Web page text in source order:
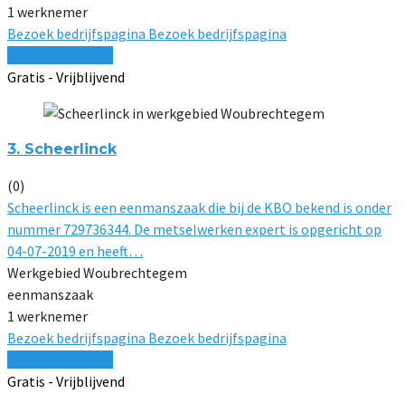
1 werknemer
Bezoek bedrijfspagina Bezoek bedrijfspagina
Gratis - Vrijblijvend
3. Scheerlinck
(0)
Scheerlinck is een eenmanszaak die bij de KBO bekend is onder
nummer 729736344. De metselwerken expert is opgericht op
04-07-2019 en heeft…
Werkgebied Woubrechtegem
eenmanszaak
1 werknemer
Bezoek bedrijfspagina Bezoek bedrijfspagina
Gratis - Vrijblijvend